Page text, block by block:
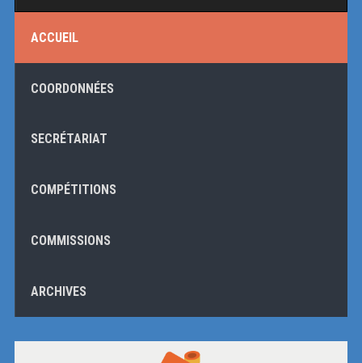
ACCUEIL
COORDONNÉES
SECRÉTARIAT
COMPÉTITIONS
COMMISSIONS
ARCHIVES